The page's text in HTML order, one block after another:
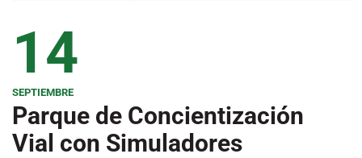
14
SEPTIEMBRE
Parque de Concientización
Vial con Simuladores